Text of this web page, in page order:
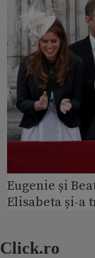
Eugenie și
Elisabeta și-a
Click.ro